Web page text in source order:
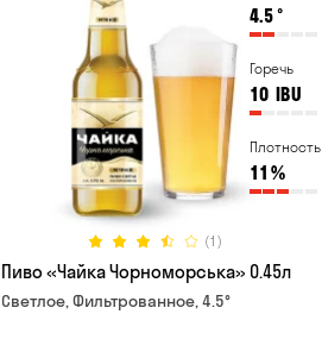
4.5°
Горечь
10 IBU
Плотность
11 %
(1)
Пиво «Чайка Чорноморська» 0.45л
Светлое, Фильтрованное, 4.5°